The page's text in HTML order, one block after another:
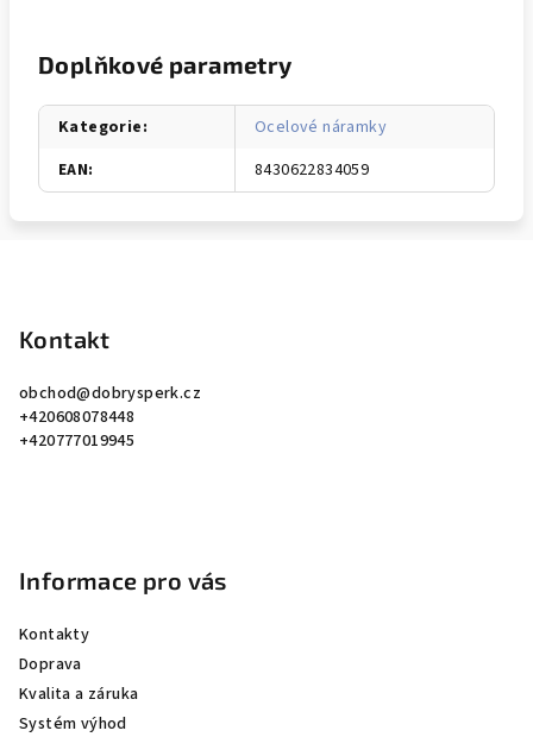
Doplňkové parametry
Kategorie:
Ocelové náramky
EAN: 8430622834059
Kontakt
obchod@dobrysperk.cz
+420608078448
+420777019945
Informace pro vás
Kontakty
Doprava
Kvalita a záruka
Systém výhod